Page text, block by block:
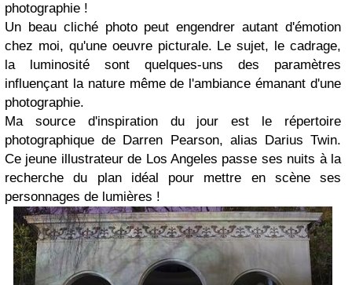
photographie !
Un beau cliché photo peut engendrer autant d'émotion
chez moi, qu'une oeuvre picturale. Le sujet, le cadrage,
la luminosité sont quelques-uns des paramètres
influençant la nature même de l'ambiance émanant d'une
photographie.
Ma source d'inspiration du jour est le répertoire
photographique de Darren Pearson, alias Darius Twin.
Ce jeune illustrateur de Los Angeles passe ses nuits à la
recherche du plan idéal pour mettre en scène ses
personnages de lumières !